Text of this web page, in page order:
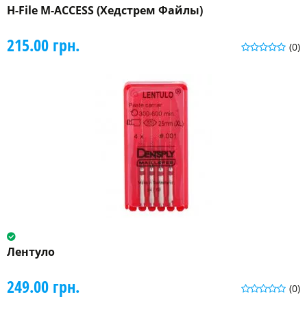
H-File M-ACCESS (Хедстрем Файлы)
(0)
215.00 грн.
Лентуло
(0)
249.00 грн.